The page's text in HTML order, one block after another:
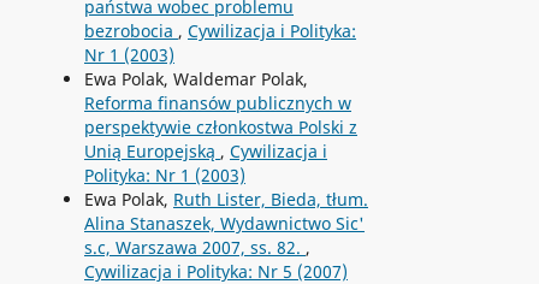
państwa wobec problemu
bezrobocia , Cywilizacja i Polityka:
Nr 1 (2003)
Ewa Polak, Waldemar Polak,
Reforma finansów publicznych w
perspektywie członkostwa Polski z
Unią Europejską , Cywilizacja i
Polityka: Nr 1 (2003)
Ewa Polak, Ruth Lister, Bieda, tłum.
Alina Stanaszek, Wydawnictwo Sic'
s.c, Warszawa 2007, ss. 82. ,
Cywilizacja i Polityka: Nr 5 (2007)